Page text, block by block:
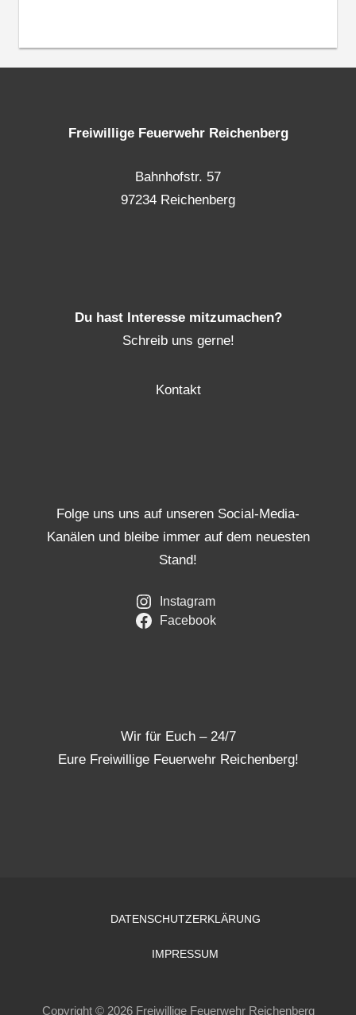
Freiwillige Feuerwehr Reichenberg
Bahnhofstr. 57
97234 Reichenberg
Du hast Interesse mitzumachen?
Schreib uns gerne!
Kontakt
Folge uns uns auf unseren Social-Media-
Kanälen und bleibe immer auf dem neuesten
Stand!
Instagram
Facebook
Wir für Euch – 24/7
Eure Freiwillige Feuerwehr Reichenberg!
DATENSCHUTZERKLÄRUNG
IMPRESSUM
Copyright © 2026 Freiwillige Feuerwehr Reichenberg